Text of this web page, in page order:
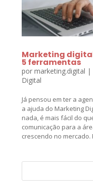
Marketing
5 ferramentas
por marketing.digital |
Digital
Já pensou em ter a
a ajuda do Marketing
nada, é mais fácil do
comunicação para a
crescendo no mercado.